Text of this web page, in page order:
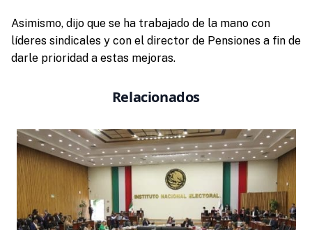
Asimismo, dijo que se ha trabajado de la mano con
líderes sindicales y con el director de Pensiones a fin de
darle prioridad a estas mejoras.
Relacionados